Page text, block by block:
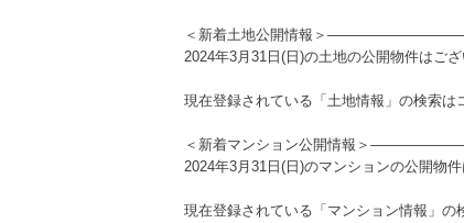
＜新着土地公開情報＞
2024年3月31日(日)の土地の公開物件はござ
現在登録されている「土地情報」の検索は
＜新着マンション公開情報＞
2024年3月31日(日)のマンションの公開物件
現在登録されている「マンション情報」の